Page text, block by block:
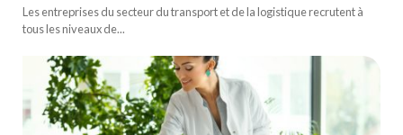
Les entreprises du secteur du transport et de la logistique recrutent à
tous les niveaux de...